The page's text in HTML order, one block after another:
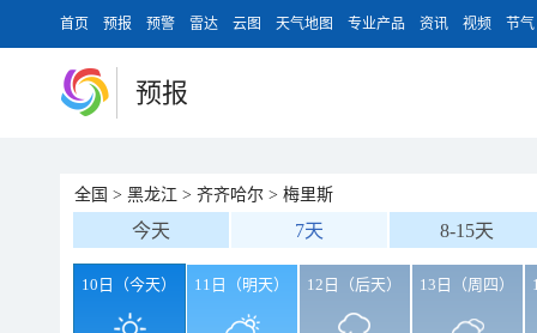
首页 预报 预警 雷达 云图 天气地图 专业产品 资讯 视频 节气
预报
全国 > 黑龙江 > 齐齐哈尔 > 梅里斯
今天 7天 8-15天
10日（今天） 11日（明天） 12日（后天） 13日（周四）